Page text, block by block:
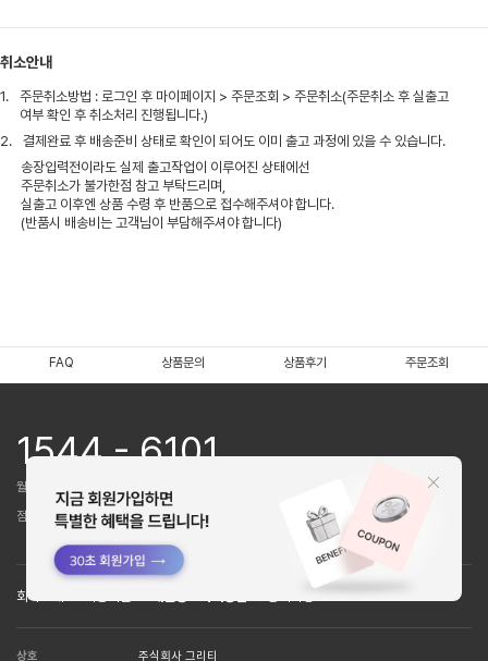
취소안내
1.
주문취소방법 : 로그인 후 마이페이지 > 주문조회 > 주문취소(주문취소 후 실출고
여부 확인 후 취소처리 진행됩니다.)
2.
결제완료 후 배송준비 상태로 확인이 되어도 이미 출고 과정에 있을 수 있습니다.
송장입력전이라도 실제 출고작업이 이루어진 상태에선
주문취소가 불가한점 참고 부탁드리며,
실출고 이후엔 상품 수령 후 반품으로 접수해주셔야 합니다.
(반품시 배송비는 고객님이 부담해주셔야 합니다)
FAQ 상품문의 상품후기 주문조회
1544 - 6101
월~목 : 10:00~16:00 / 금 : 9:30~16:00
점심시간 : 12:00~13:00 (토,일,공휴일 휴무)
회사소개
상호 주식회사 그리티